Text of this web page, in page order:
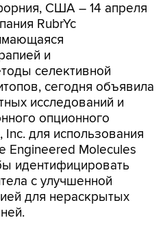
США – 14 апреля
RubrYc
и
селективной
сегодня объявила
исследований и
опционного
Inc. для использования
Engineered Molecules
идентифицировать
с улучшенной
для нераскрытых